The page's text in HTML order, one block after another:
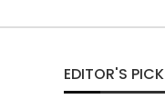
EDITOR'S PICK